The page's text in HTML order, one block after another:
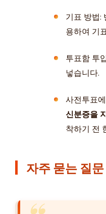
기표 방법:
용하여 기
투표함 투
넣습니다.
사전투표
신분증을
착하기 전
자주 묻는 질문